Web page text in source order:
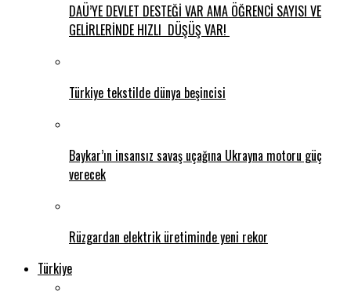
DAÜ’YE DEVLET DESTEĞİ VAR AMA ÖĞRENCİ SAYISI VE
GELİRLERİNDE HIZLI DÜŞÜŞ VAR!
Türkiye tekstilde dünya beşincisi
Baykar’ın insansız savaş uçağına Ukrayna motoru güç
verecek
Rüzgardan elektrik üretiminde yeni rekor
Türkiye